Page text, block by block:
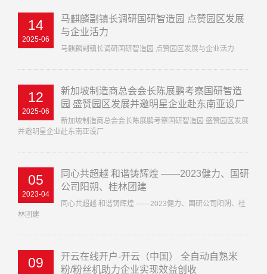
14
2025-06
马麒麟副镇长调研国研智造园 点赞园区发展
与企业活力
马麒麟副镇长调研国研智造园 点赞园区发展与企业活力
12
2025-06
新加坡制造商总会会长陈展鹏考察国研智造
园 盛赞园区发展并邀明星企业赴东南亚设厂
新加坡制造商总会会长陈展鹏考察国研智造园 盛赞园区发展
并邀明星企业赴东南亚设厂
05
2023-04
同心共超越 和谐铸辉煌 ——2023健力、国研
公司阳朔、桂林团建
同心共超越 和谐铸辉煌 ——2023健力、国研公司阳朔、桂
林团建
09
开云在线开户-开云（中国） 全自动自熟米
粉/粉丝机助力企业实现效益创收